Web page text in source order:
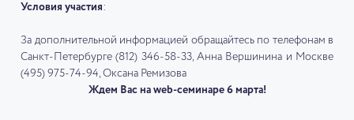
Условия участия:
За дополнительной информацией обращайтесь по телефонам в
Санкт-Петербурге (812) 346-58-33, Анна Вершинина и Москве
(495) 975-74-94, Оксана Ремизова
Ждем Вас на web-семинаре 6 марта!